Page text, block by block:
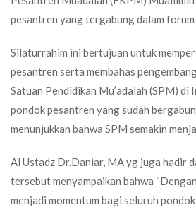
pesantren yang tergabung dalam
Silaturrahim ini bertujuan untuk
pesantren serta membahas
Satuan Pendidikan Mu’adalah (SPM) di
pondok pesantren yang sudah
menunjukkan bahwa SPM semakin
Al Ustadz Dr.Daniar, MA yg juga hadir
tersebut menyampaikan bahwa
menjadi momentum bagi seluruh